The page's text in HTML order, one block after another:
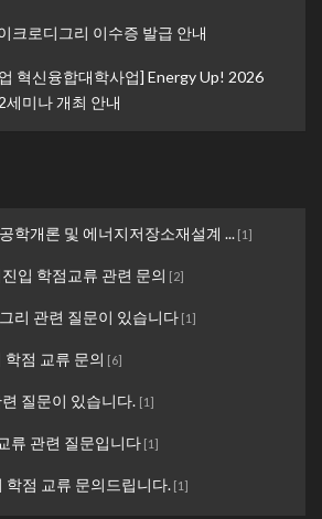
크로디그리 이수증 발급 안내
혁신융합대학사업] Energy Up! 2026
미나 개최 안내
학개론 및 에너지저장소재설계 ... [1]
입 학점교류 관련 문의 [2]
리 관련 질문이 있습니다 [1]
점 교류 문의 [6]
질문이 있습니다. [1]
류 관련 질문입니다 [1]
점 교류 문의드립니다. [1]